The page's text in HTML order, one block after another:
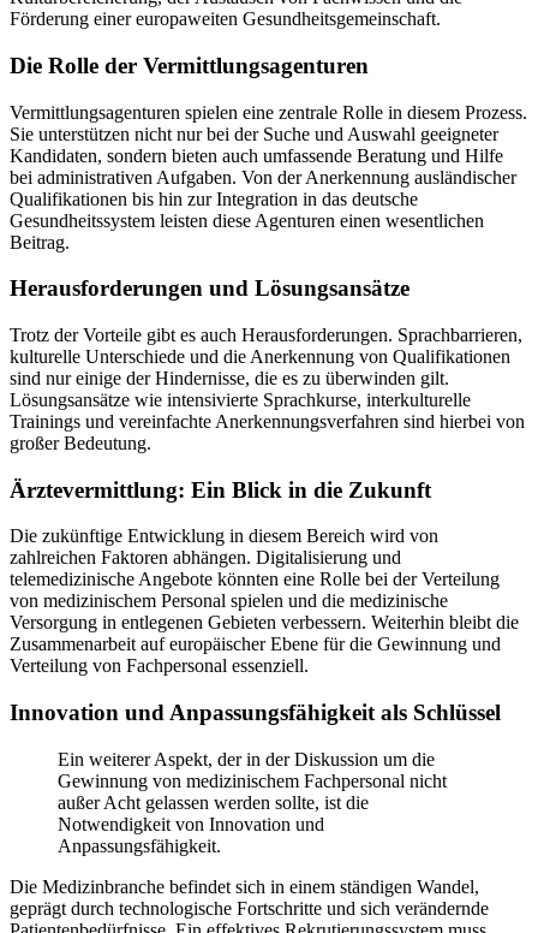
Förderung einer europaweiten Gesundheitsgemeinschaft.
Die Rolle der Vermittlungsagenturen
Vermittlungsagenturen spielen eine zentrale Rolle in diesem Prozess.
Sie unterstützen nicht nur bei der Suche und Auswahl geeigneter
Kandidaten, sondern bieten auch umfassende Beratung und Hilfe
bei administrativen Aufgaben. Von der Anerkennung ausländischer
Qualifikationen bis hin zur Integration in das deutsche
Gesundheitssystem leisten diese Agenturen einen wesentlichen
Beitrag.
Herausforderungen und Lösungsansätze
Trotz der Vorteile gibt es auch Herausforderungen. Sprachbarrieren,
kulturelle Unterschiede und die Anerkennung von Qualifikationen
sind nur einige der Hindernisse, die es zu überwinden gilt.
Lösungsansätze wie intensivierte Sprachkurse, interkulturelle
Trainings und vereinfachte Anerkennungsverfahren sind hierbei von
großer Bedeutung.
Ärztevermittlung: Ein Blick in die Zukunft
Die zukünftige Entwicklung in diesem Bereich wird von
zahlreichen Faktoren abhängen. Digitalisierung und
telemedizinische Angebote könnten eine Rolle bei der Verteilung
von medizinischem Personal spielen und die medizinische
Versorgung in entlegenen Gebieten verbessern. Weiterhin bleibt die
Zusammenarbeit auf europäischer Ebene für die Gewinnung und
Verteilung von Fachpersonal essenziell.
Innovation und Anpassungsfähigkeit als Schlüssel
Ein weiterer Aspekt, der in der Diskussion um die
Gewinnung von medizinischem Fachpersonal nicht
außer Acht gelassen werden sollte, ist die
Notwendigkeit von Innovation und
Anpassungsfähigkeit.
Die Medizinbranche befindet sich in einem ständigen Wandel,
geprägt durch technologische Fortschritte und sich verändernde